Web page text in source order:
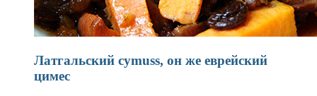
Латгальский cymuss, он же еврейский
цимес